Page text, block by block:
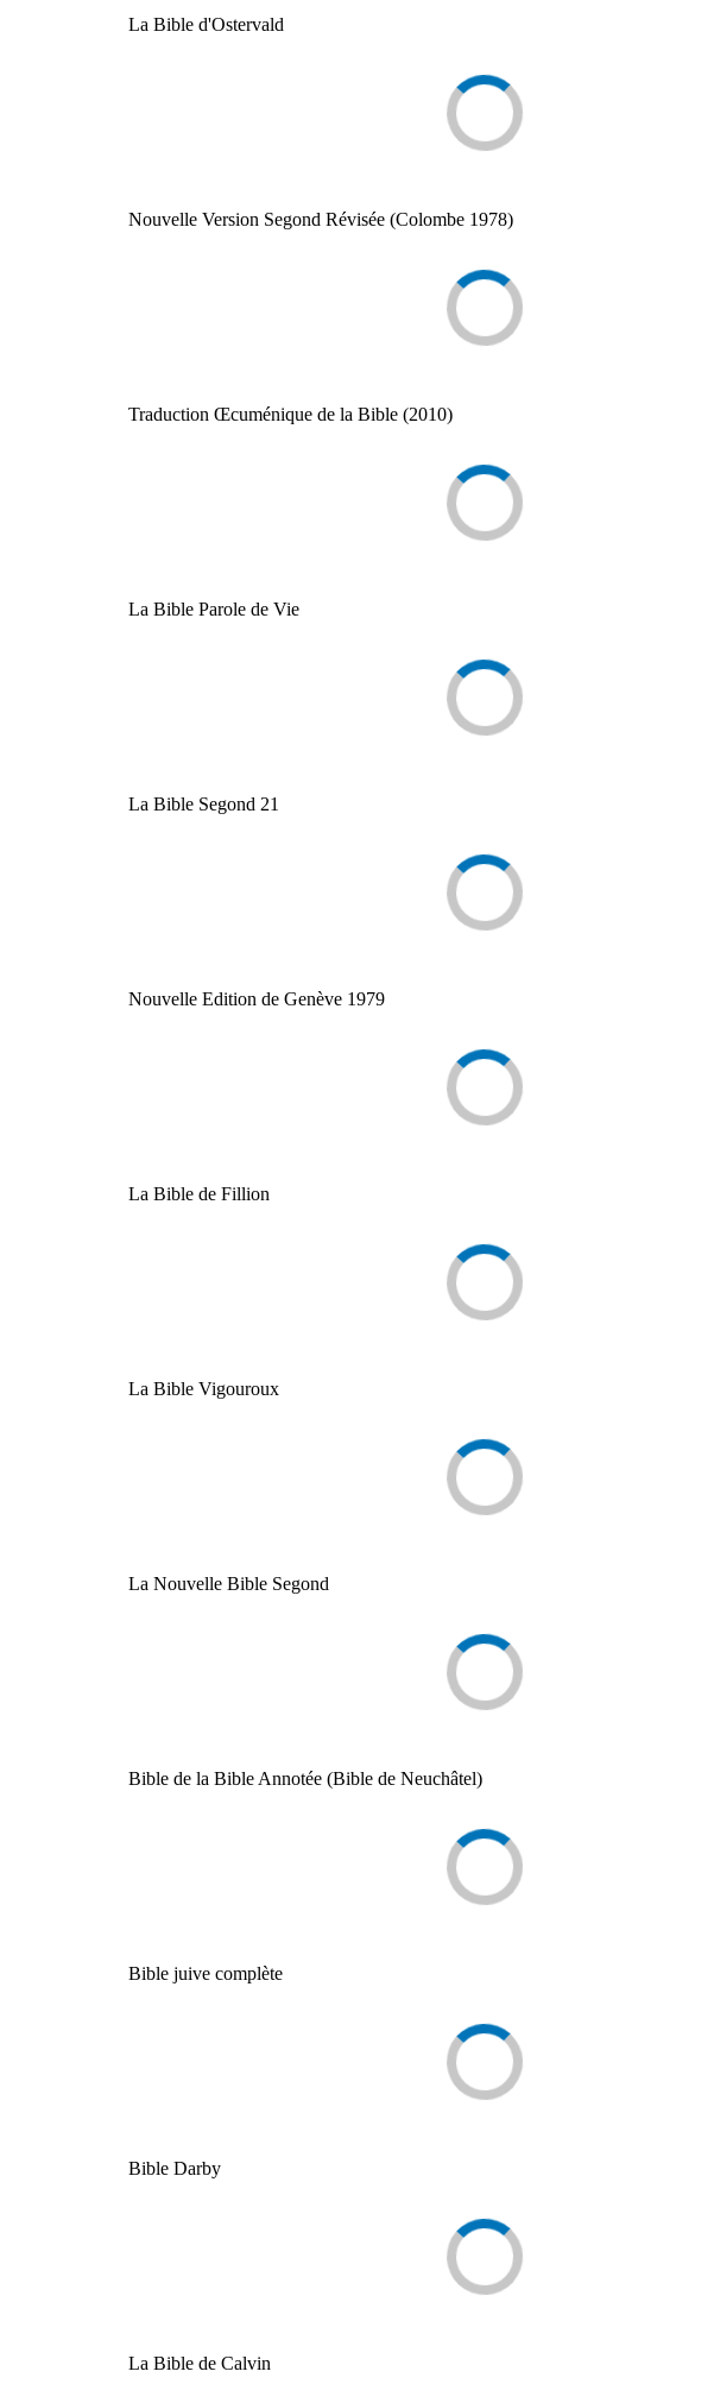
La Bible d'Ostervald
Nouvelle Version Segond Révisée (Colombe 1978)
Traduction Œcuménique de la Bible (2010)
La Bible Parole de Vie
La Bible Segond 21
Nouvelle Edition de Genève 1979
La Bible de Fillion
La Bible Vigouroux
La Nouvelle Bible Segond
Bible de la Bible Annotée (Bible de Neuchâtel)
Bible juive complète
Bible Darby
La Bible de Calvin